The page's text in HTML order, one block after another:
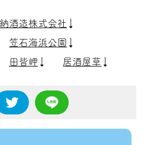
酒造株式会社
笠石海浜公園
田皆岬 居酒屋草